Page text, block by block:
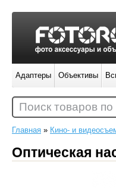
Главная » Кино- и
Оптическая
Адаптеры Объективы
Поиск товаров по